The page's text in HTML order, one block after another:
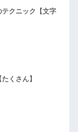
クニック【文字
くさん】